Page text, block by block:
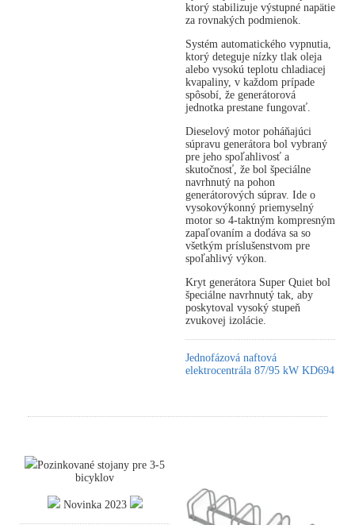
ktorý stabilizuje výstupné napätie
za rovnakých podmienok.
Systém automatického vypnutia,
ktorý deteguje nízky tlak oleja
alebo vysokú teplotu chladiacej
kvapaliny, v každom prípade
spôsobí, že generátorová
jednotka prestane fungovať.
Dieselový motor poháňajúci
súpravu generátora bol vybraný
pre jeho spoľahlivosť a
skutočnosť, že bol špeciálne
navrhnutý na pohon
generátorových súprav. Ide o
vysokovýkonný priemyselný
motor so 4-taktným kompresným
zapaľovaním a dodáva sa so
všetkým príslušenstvom pre
spoľahlivý výkon.
Kryt generátora Super Quiet bol
špeciálne navrhnutý tak, aby
poskytoval vysoký stupeň
zvukovej izolácie.
Jednofázová naftová
elektrocentrála 87/95 kW KD694
Pozinkované stojany pre 3-5
bicyklov
Novinka 2023